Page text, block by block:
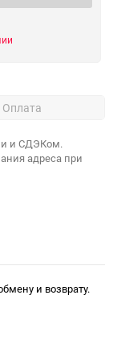
Оплата
и СДЭКом.
адреса при
и возврату.